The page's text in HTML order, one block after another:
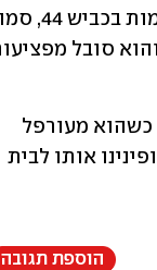
הוספת תגובה